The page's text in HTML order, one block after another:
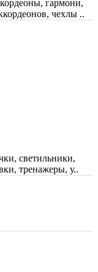
гармони,
чехлы ..
светильники,
тренажеры, у..